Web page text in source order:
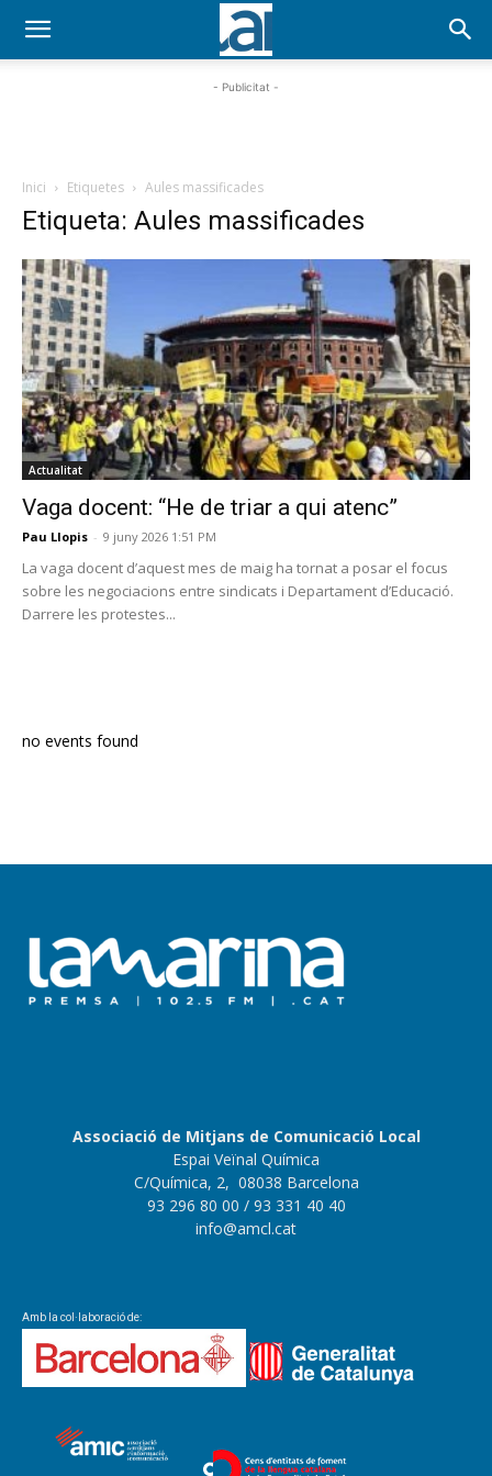
- Publicitat -
Inici Etiquetes Aules massificades
Etiqueta: Aules massificades
Actualitat
Vaga docent: “He de triar a qui atenc”
Pau Llopis - 9 juny 2026 1:51 PM
La vaga docent d’aquest mes de maig ha tornat a posar el focus
sobre les negociacions entre sindicats i Departament d’Educació.
Darrere les protestes...
no events found
Associació de Mitjans de Comunicació Local
Espai Veïnal Química
C/Química, 2, 08038 Barcelona
93 296 80 00 / 93 331 40 40
info@amcl.cat
Amb la col·laboració de: